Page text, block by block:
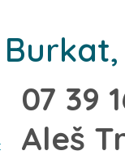
07 39
Aleš